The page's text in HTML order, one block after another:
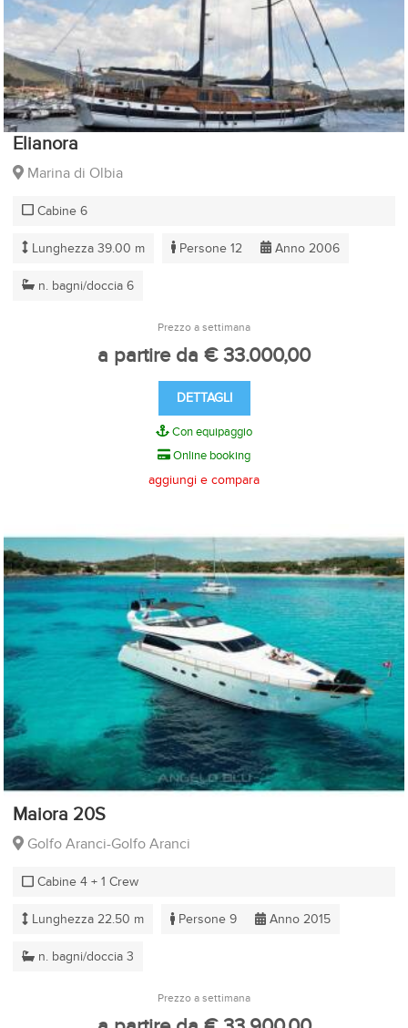
Elianora
Marina di Olbia
Cabine 6
Lunghezza 39.00 m Persone 12 Anno 2006
n. bagni/doccia 6
Prezzo a settimana
a partire da € 33.000,00
DETTAGLI
Con equipaggio
Online booking
aggiungi e compara
Maiora 20S
Golfo Aranci-Golfo Aranci
Cabine 4 + 1 Crew
Lunghezza 22.50 m Persone 9 Anno 2015
n. bagni/doccia 3
Prezzo a settimana